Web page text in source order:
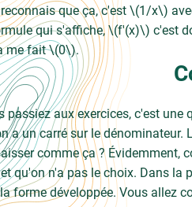
que ça, c'est \(1/x\)
qui s'affiche, \(f'(x)\) c'est
me fait \(0\).
passiez aux exercices, c'est
a un carré sur le dénominateur.
comme ça ? Évidemment,
qu'on n'a pas le choix. Dans
forme développée. Vous allez